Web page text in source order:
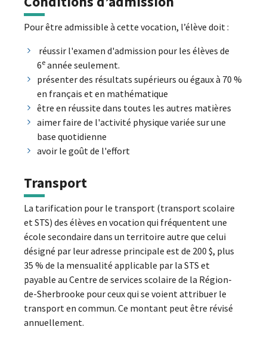
Pour être admissible à cette vocation, l’élève doit :
réussir l'examen d'admission pour les élèves de
6eannée seulement.
présenter des résultats supérieurs ou égaux à 70 %
en français et en mathématique
être en réussite dans toutes les autres matières
aimer faire de l'activité physique variée sur une
base quotidienne
avoir le goût de l'effort
Transport
La tarification pour le transport (transport scolaire
et STS) des élèves en vocation qui fréquentent une
école secondaire dans un territoire autre que celui
désigné par leur adresse principale est de 200 $, plus
35 % de la mensualité applicable par la STS et
payable au Centre de services scolaire de la Région-
de-Sherbrooke pour ceux qui se voient attribuer le
transport en commun. Ce montant peut être révisé
annuellement.